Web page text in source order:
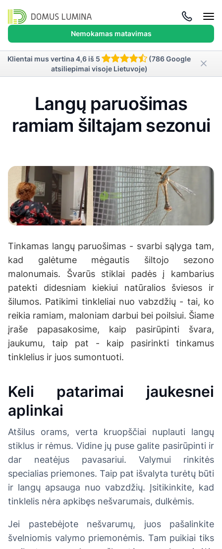
Nemokamas matavimas
Klientai mus vertina 4,6 iš 5
(786 Google
atsiliepimai visoje Lietuvoje)
Langų paruošimas
ramiam šiltajam sezonui
Tinkamas langų paruošimas - svarbi sąlyga tam,
kad galėtume mėgautis šiltojo sezono
malonumais. Švarūs stiklai padės į kambarius
patekti didesniam kiekiui natūralios šviesos ir
šilumos. Patikimi tinkleliai nuo vabzdžių - tai, ko
reikia ramiam, maloniam darbui bei poilsiui. Šiame
įraše papasakosime, kaip pasirūpinti švara,
jaukumu, taip pat - kaip pasirinkti tinkamus
tinklelius ir juos sumontuoti.
Keli patarimai jaukesnei
aplinkai
Atšilus orams, verta kruopščiai nuplauti langų
stiklus ir rėmus. Vidine jų puse galite pasirūpinti ir
dar neatėjus pavasariui. Valymui rinkitės
specialias priemones. Taip pat išvalyta turėtų būti
ir langų apsauga nuo vabzdžių. Įsitikinkite, kad
tinklelis nėra apkibęs nešvarumais, dulkėmis.
Jei pastebėjote nešvarumų, juos pašalinkite
švelniomis valymo priemonėmis. Tam puikiai tiks